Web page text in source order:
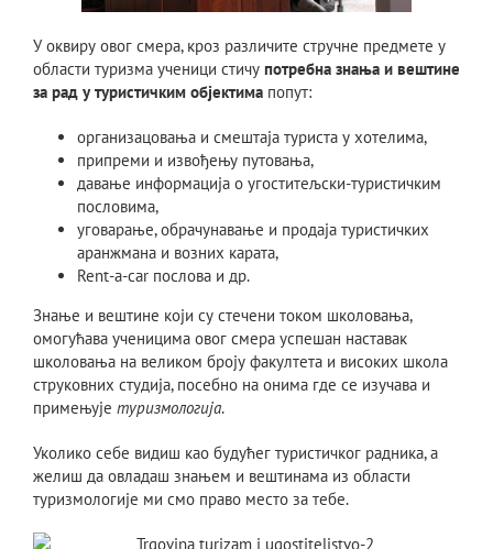
У оквиру овог смера, кроз различите стручне предмете у
области туризма ученици стичу потребна знања и вештине
за рад у туристичким објектима попут:
организацовања и смештаја туриста у хотелима,
припреми и извођењу путовања,
давање информација о угоститељски-туристичким
пословима,
уговарање, обрачунавање и продаја туристичких
аранжмана и возних карата,
Rent-a-car послова и др.
Знање и вештине који су стечени током школовања,
омогућава ученицима овог смера успешан наставак
школовања на великом броју факултета и високих школа
струковних студија, посебно на онима где се изучава и
примењује туризмологија.
Уколико себе видиш као будућег туристичког радника, а
желиш да овладаш знањем и вештинама из области
туризмологије ми смо право место за тебе.